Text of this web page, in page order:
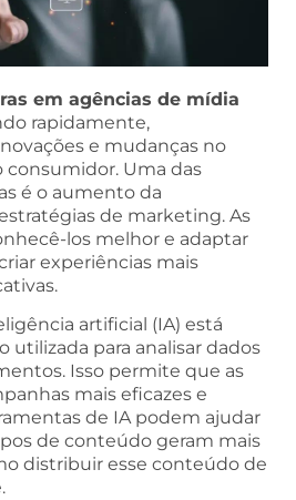
em agências de mídia
rapidamente,
e mudanças no
Uma das
é o aumento da
de marketing. As
los melhor e adaptar
experiências mais
artificial (IA) está
utilizada para analisar dados
Isso permite que as
mais eficazes e
de IA podem ajudar
de conteúdo geram mais
distribuir esse conteúdo de